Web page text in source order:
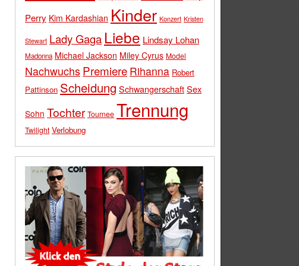
Perry Kim Kardashian Kinder Konzert Kristen
Stewart Lady Gaga Liebe Lindsay Lohan
Madonna Michael Jackson Miley Cyrus Model
Nachwuchs Premiere Rihanna Robert
Pattinson Scheidung SchwangerschaftSex
Sohn Tochter Tournee Trennung
Twilight Verlobung